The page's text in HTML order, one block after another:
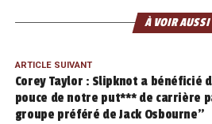
À VOIR AUSSI
ARTICLE SUIVANT
Corey Taylor : Slipknot a bénéficié
pouce de notre put*** de carrière
groupe préféré de Jack Osbourne”